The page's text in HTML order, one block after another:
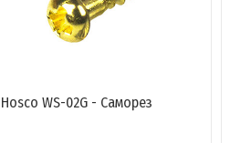
Hosco WS-02G - Саморез